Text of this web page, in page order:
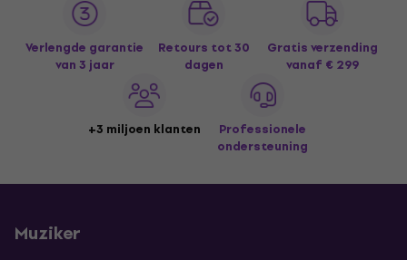
Verlengde garantie
van 3 jaar
Retours tot 30
dagen
Gratis verzending
vanaf € 299
+3 miljoen klanten
Professionele
ondersteuning
Muziker